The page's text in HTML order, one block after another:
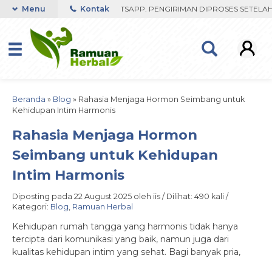
RESPON ORDER VIA WHATSAPP. PENGIRIMAN DIPROSES SETELAH
Menu Kontak
Beranda » Blog » Rahasia Menjaga Hormon Seimbang untuk
Kehidupan Intim Harmonis
Rahasia Menjaga Hormon
Seimbang untuk Kehidupan
Intim Harmonis
Diposting pada 22 August 2025 oleh iis / Dilihat: 490 kali /
Kategori: Blog, Ramuan Herbal
Kehidupan rumah tangga yang harmonis tidak hanya
tercipta dari komunikasi yang baik, namun juga dari
kualitas kehidupan intim yang sehat. Bagi banyak pria,